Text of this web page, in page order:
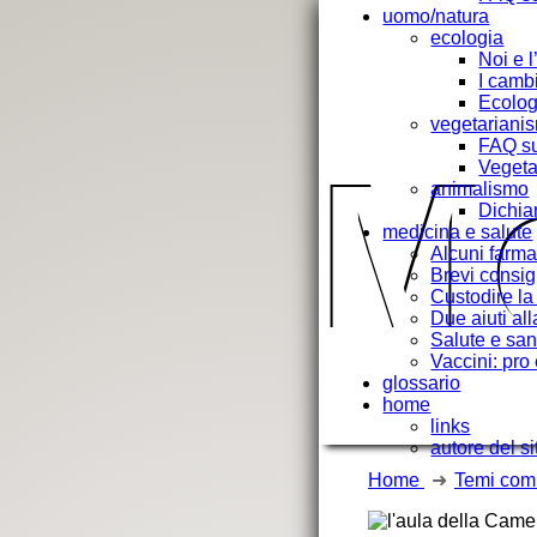
uomo/natura
ecologia
Noi e
I
FAQ
animalismo
medicina e salute
Alcuni
Brevi
Custodire
Due aiuti
Salute e
Vaccini: pro
glossario
home
links
autore del
Home
Temi